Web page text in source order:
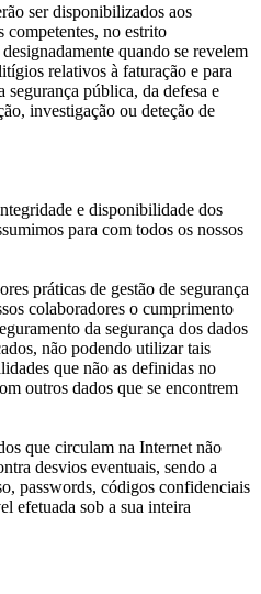
ser disponibilizados aos
competentes, no estrito
quando se revelem
relativos à faturação e para
segurança pública, da defesa e
investigação ou deteção de
e disponibilidade dos
para com todos os nossos
práticas de gestão de segurança
colaboradores o cumprimento
da segurança dos dados
não podendo utilizar tais
que não as definidas no
outros dados que se encontrem
que circulam na Internet não
desvios eventuais, sendo a
passwords, códigos confidenciais
efetuada sob a sua inteira